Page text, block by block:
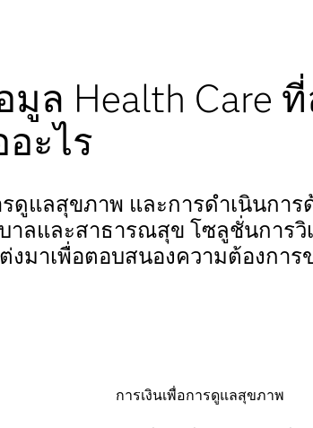
ล Health Care
ะไร
ดูแลสุขภาพ และการดำเนินการ
ลและสาธารณสุข โซลูชั่นการวิ
งมาเพื่อตอบสนองความต้องกา
การเงินเพื่อการดูแลสุขภาพ